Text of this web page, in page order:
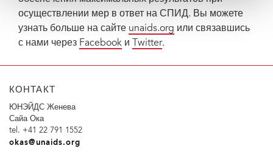
осуществлении мер в ответ на СПИД. Вы можете
узнать больше на сайте unaids.org или связавшись
с нами через Facebook и Twitter.
КОНТАКТ
ЮНЭЙДС Женева
Сайа Ока
tel. +41 22 791 1552
okas@unaids.org